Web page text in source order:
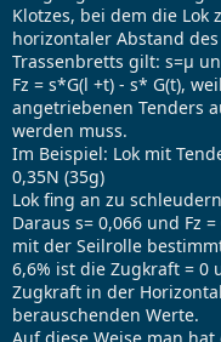
Klotzes, bei dem die
horizontaler Abstand
Trassenbretts gilt: s=µ
Fz = s*G(l +t) - s* G(t),
angetriebenen Tenders
werden muss.
Im Beispiel: Lok mit
0,35N (35g)
Lok fing an zu
Daraus s= 0,066 und Fz
mit der Seilrolle
6,6% ist die Zugkraft = 0
Zugkraft in der
berauschenden Werte.